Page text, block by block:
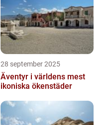
28 september 2025
Äventyr i världens mest
ikoniska ökenstäder